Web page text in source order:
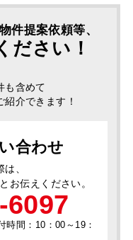
件提案依頼等、
ださい！
も含めて
介できます！
合わせ
、
とお伝えください。
6097
時間：10：00～19：